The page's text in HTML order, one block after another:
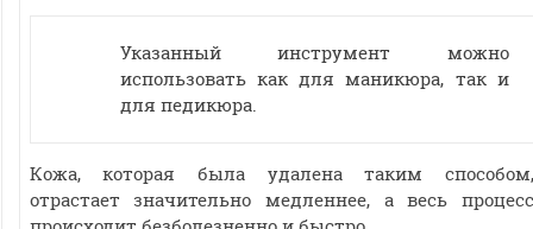
Указанный инструмент можно
использовать как для маникюра, так и
для педикюра.
Кожа, которая была удалена таким способом,
отрастает значительно медленнее, а весь процесс